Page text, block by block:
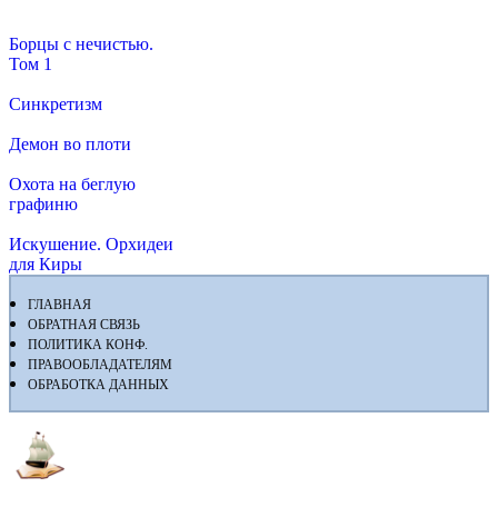
Борцы с нечистью.
Том 1
Синкретизм
Демон во плоти
Охота на беглую
графиню
Искушение. Орхидеи
для Киры
ГЛАВНАЯ
ОБРАТНАЯ СВЯЗЬ
ПОЛИТИКА КОНФ.
ПРАВООБЛАДАТЕЛЯМ
ОБРАБОТКА ДАННЫХ